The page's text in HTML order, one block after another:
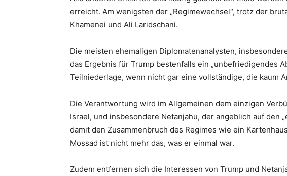
erreicht. Am wenigsten der „Regimewechsel“, trotz der
Khamenei und Ali Laridschani.
Die meisten ehemaligen Diplomatenanalysten,
das Ergebnis für Trump bestenfalls ein „unbefriedigendes
Teilniederlage, wenn nicht gar eine vollständige, die kaum
Die Verantwortung wird im Allgemeinen dem einzigen
Israel, und insbesondere Netanjahu, der angeblich auf den
damit den Zusammenbruch des Regimes wie ein
Mossad ist nicht mehr das, was er einmal war.
Zudem entfernen sich die Interessen von Trump und